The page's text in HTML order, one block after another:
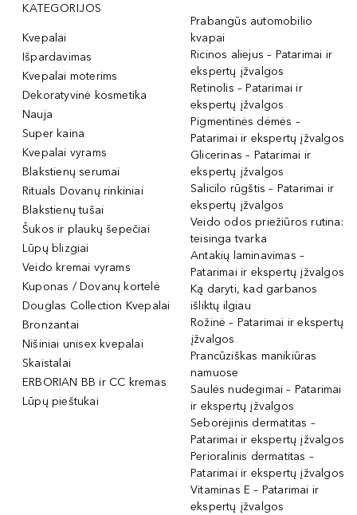
KATEGORIJOS
Kvepalai
Išpardavimas
Kvepalai moterims
Dekoratyvinė kosmetika
Nauja
Super kaina
Kvepalai vyrams
Blakstienų serumai
Rituals Dovanų rinkiniai
Blakstienų tušai
Šukos ir plaukų šepečiai
Lūpų blizgiai
Veido kremai vyrams
Kuponas / Dovanų kortelė
Douglas Collection Kvepalai
Bronzantai
Nišiniai unisex kvepalai
Skaistalai
ERBORIAN BB ir CC kremas
Lūpų pieštukai
Prabangūs automobilio
kvapai
Ricinos aliejus – Patarimai ir
ekspertų įžvalgos
Retinolis – Patarimai ir
ekspertų įžvalgos
Pigmentinės dėmės –
Patarimai ir ekspertų įžvalgos
Glicerinas – Patarimai ir
ekspertų įžvalgos
Salicilo rūgštis – Patarimai ir
ekspertų įžvalgos
Veido odos priežiūros rutina:
teisinga tvarka
Antakių laminavimas –
Patarimai ir ekspertų įžvalgos
Ką daryti, kad garbanos
išliktų ilgiau
Rožinė – Patarimai ir ekspertų
įžvalgos
Prancūziškas manikiūras
namuose
Saulės nudegimai – Patarimai
ir ekspertų įžvalgos
Seborėjinis dermatitas –
Patarimai ir ekspertų įžvalgos
Perioralinis dermatitas –
Patarimai ir ekspertų įžvalgos
Vitaminas E – Patarimai ir
ekspertų įžvalgos